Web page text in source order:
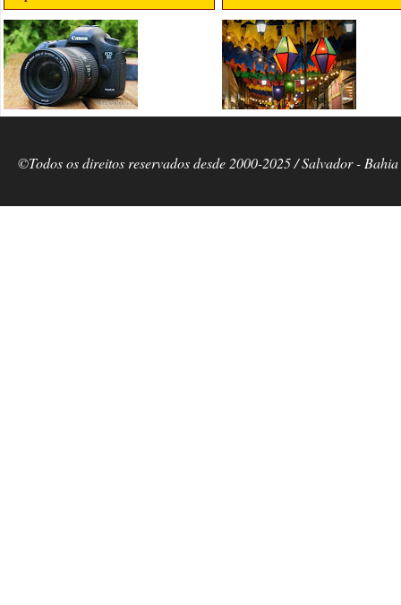
©Todos os direitos reservados desde 2000-2025 / Salvador -